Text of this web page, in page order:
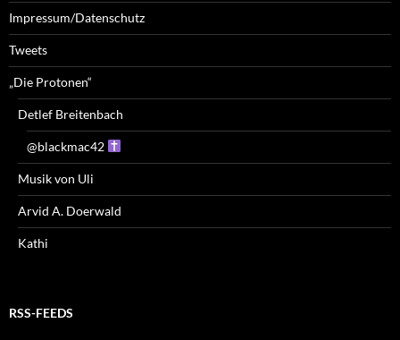
Impressum/Datenschutz
Tweets
„Die Protonen“
Detlef Breitenbach
@blackmac42
Musik von Uli
Arvid A. Doerwald
Kathi
RSS-FEEDS